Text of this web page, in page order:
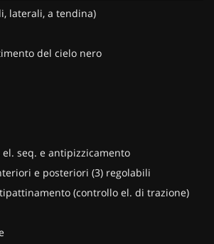
laterali, a tendina)
del cielo nero
seq. e antipizzicamento
e posteriori (3) regolabili
(controllo el. di trazione)